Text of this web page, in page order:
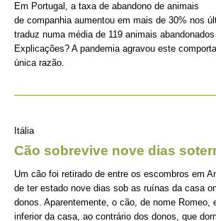
Em Portugal, a taxa de abandono de animais
de companhia aumentou em mais de 30% nos
traduz numa média de 119 animais
Explicações? A pandemia agravou este
única razão.
Itália
Cão sobrevive nove dias
Um cão foi retirado de entre os escombros em
de ter estado nove dias sob as ruínas da casa
donos. Aparentemente, o cão, de nome Romeo,
inferior da casa, ao contrário dos donos, que